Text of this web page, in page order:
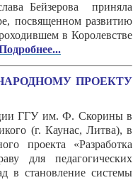
Бейзерова приняла
посвященном развитию
в Королевстве
ПРОЕКТУ
ГГУ им. Ф. Скорины в
(г. Каунас, Литва), в
проекта «Разработка
для педагогических
в становление системы